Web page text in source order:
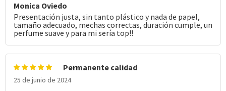
Monica Oviedo
Presentación justa, sin tanto plástico y nada de papel,
tamaño adecuado, mechas correctas, duración cumple, un
perfume suave y para mi sería top!!
Permanente calidad
25 de junio de 2024